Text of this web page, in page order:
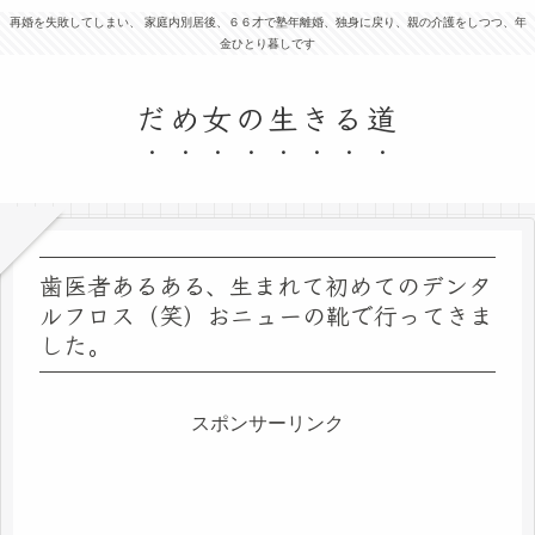
再婚を失敗してしまい、 家庭内別居後、６６才で塾年離婚、独身に戻り、親の介護をしつつ、年
金ひとり暮しです
だめ女の生きる道
歯医者あるある、生まれて初めてのデンタ
ルフロス（笑）おニューの靴で行ってきま
した。
スポンサーリンク